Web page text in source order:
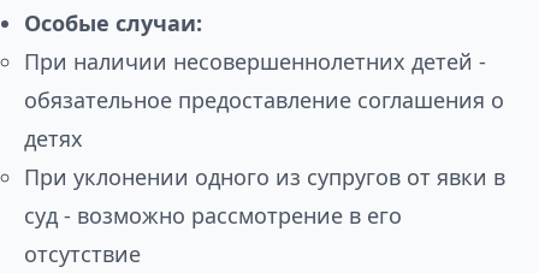
Особые случаи:
При наличии несовершеннолетних детей -
обязательное предоставление соглашения о
детях
При уклонении одного из супругов от явки в
суд - возможно рассмотрение в его
отсутствие